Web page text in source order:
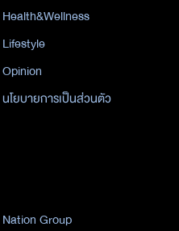
Health&Wellness
Lifestyle
Opinion
นโยบายการเป็นส่วนตัว
Nation Group